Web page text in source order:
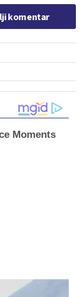
komentar
Moments